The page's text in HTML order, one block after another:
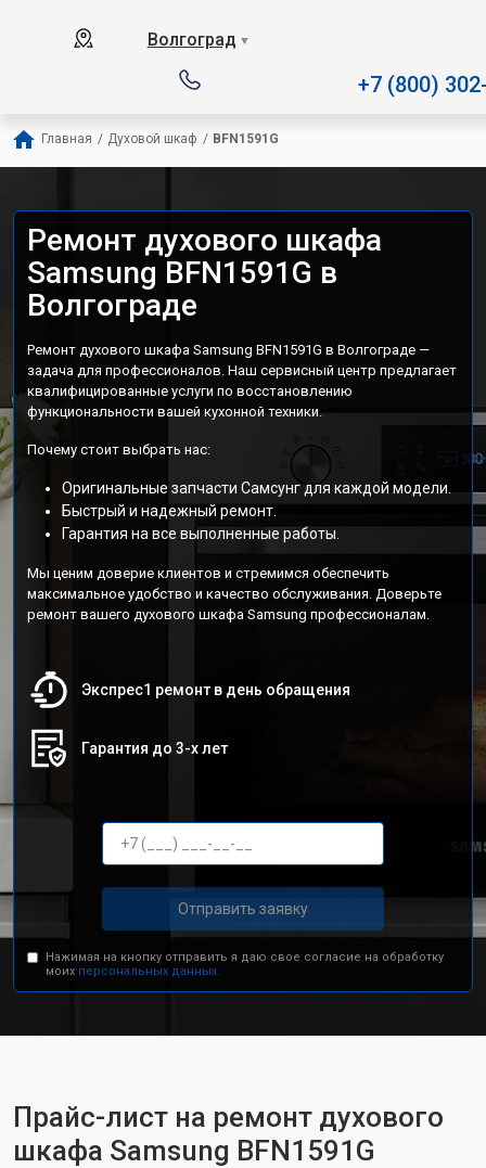
Волгоград ▼
+7 (800)
Главная / Духовой шкаф / BFN1591G
Ремонт духового шкафа
Samsung BFN1591G в
Волгограде
Ремонт духового шкафа Samsung BFN1591G в Волгограде —
задача для профессионалов. Наш сервисный центр предлагает
квалифицированные услуги по восстановлению
функциональности вашей кухонной техники.
Почему стоит выбрать нас:
Оригинальные запчасти Самсунг для каждой модели.
Быстрый и надежный ремонт.
Гарантия на все выполненные работы.
Мы ценим доверие клиентов и стремимся обеспечить
максимальное удобство и качество обслуживания. Доверьте
ремонт вашего духового шкафа Samsung профессионалам.
Экспрес1 ремонт в день обращения
Гарантия до 3-х лет
Отправить заявку
Нажимая на кнопку отправить я даю свое согласие на обработку
моих персональных данных.
Прайс-лист на ремонт духового
шкафа Samsung BFN1591G